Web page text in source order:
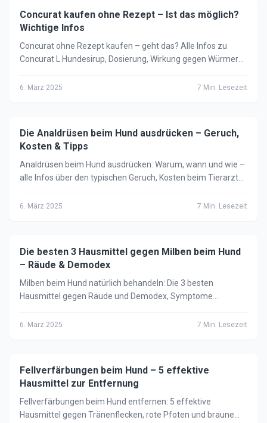
🐕 Hund
Concurat kaufen ohne Rezept – Ist das möglich?
Wichtige Infos
Concurat ohne Rezept kaufen – geht das? Alle Infos zu
Concurat L Hundesirup, Dosierung, Wirkung gegen Würmer
6. März 2025 7 Min. Lesezeit
🐕 Hund
Die Analdrüsen beim Hund ausdrücken – Geruch,
Kosten & Tipps
Analdrüsen beim Hund ausdrücken: Warum, wann und wie –
alle Infos über den typischen Geruch, Kosten beim Tierarzt
6. März 2025 7 Min. Lesezeit
🐕 Hund
Die besten 3 Hausmittel gegen Milben beim Hund
– Räude & Demodex
Milben beim Hund natürlich behandeln: Die 3 besten
Hausmittel gegen Räude und Demodex, Symptome
6. März 2025 7 Min. Lesezeit
🐕 Hund
Fellverfärbungen beim Hund – 5 effektive
Hausmittel zur Entfernung
Fellverfärbungen beim Hund entfernen: 5 effektive
Hausmittel gegen Tränenflecken, rote Pfoten und braune